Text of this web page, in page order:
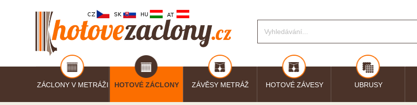
ZÁCLONY V METRÁŽI HOTOVÉ ZÁCLONY ZÁVĚSY METRÁŽ HOTOVÉ ZÁVESY UBRUSY